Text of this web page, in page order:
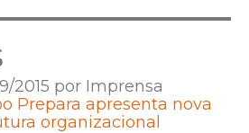
2015 por Imprensa
Prepara apresenta nova
organizacional